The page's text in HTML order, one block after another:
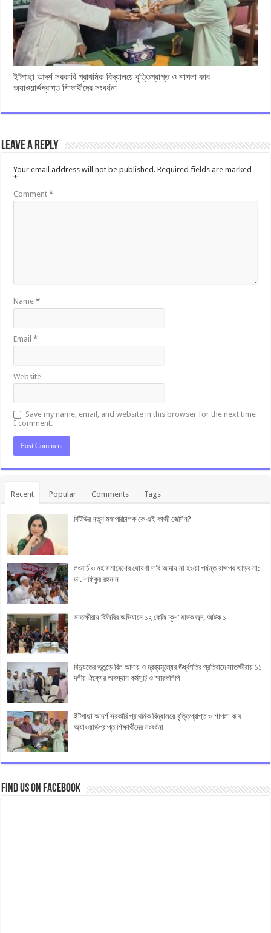
ইটগাছা আদর্শ সরকারি প্রাথমিক বিদ্যালয়ে বৃত্তিপ্রাপ্ত ও শাপলা কাব
অ্যাওয়ার্ডপ্রাপ্ত শিক্ষার্থীদের সংবর্ধনা
Leave a Reply
Your email address will not be published. Required fields are marked
*
Comment*
Name*
Email*
Website
Save my name, email, and website in this browser for the next time
I comment.
Recent Popular Comments Tags
বিটিভির নতুন মহাপরিচালক কে এই কাজী জেসিন?
লংমার্চ ও মহাসমাবেশের ঘোষণা দাবি আদায় না হওয়া পর্যন্ত রাজপথ ছাড়ব না:
ডা. শফিকুর রহমান
সাতক্ষীরায় বিজিবির অভিযানে ১২ কেজি ‘কুশ’ মাদক জব্দ, আটক ১
বিদ্যুতের ভূতুড়ে বিল আদায় ও দ্রব্যমূল্যের ঊর্ধ্বগতির প্রতিবাদে সাতক্ষীরায় ১১
দলীয় ঐক্যের অবস্থান কর্মসূচি ও স্মারকলিপি
ইটগাছা আদর্শ সরকারি প্রাথমিক বিদ্যালয়ে বৃত্তিপ্রাপ্ত ও শাপলা কাব
অ্যাওয়ার্ডপ্রাপ্ত শিক্ষার্থীদের সংবর্ধনা
Find us on Facebook